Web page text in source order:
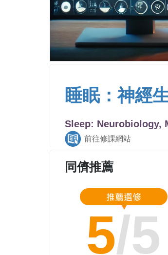
睡眠：神經
Sleep: Neurobiology,
前往修課網站
同儕推薦
5/5